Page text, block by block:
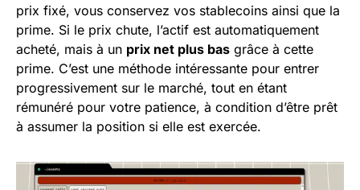
prix fixé, vous conservez vos stablecoins ainsi que la
prime. Si le prix chute, l’actif est automatiquement
acheté, mais à un prix net plus bas grâce à cette
prime. C’est une méthode intéressante pour entrer
progressivement sur le marché, tout en étant
rémunéré pour votre patience, à condition d’être prêt
à assumer la position si elle est exercée.